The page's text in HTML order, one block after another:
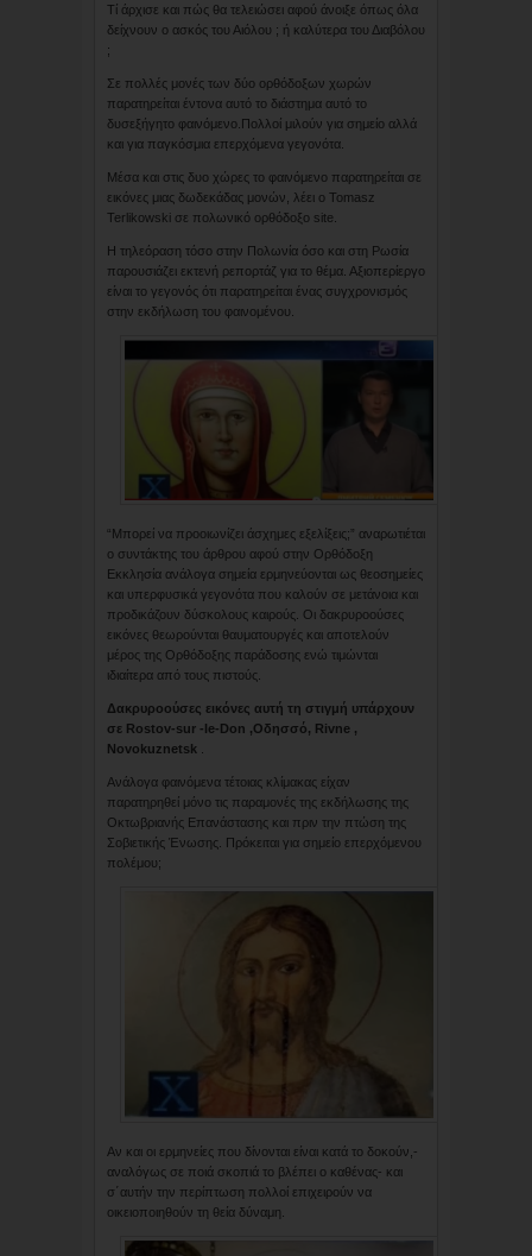
Τί άρχισε και πώς θα τελειώσει αφού άνοιξε όπως όλα
δείχνουν ο ασκός του Αιόλου ; ή καλύτερα του Διαβόλου
;
Σε πολλές μονές των δύο ορθόδοξων χωρών
παρατηρείται έντονα αυτό το διάστημα αυτό το
δυσεξήγητο φαινόμενο.Πολλοί μιλούν για σημείο αλλά
και για παγκόσμια επερχόμενα γεγονότα.
Μέσα και στις δυο χώρες το φαινόμενο παρατηρείται σε
εικόνες μιας δωδεκάδας μονών, λέει ο Tomasz
Terlikowski σε πολωνικό ορθόδοξο site.
Η τηλεόραση τόσο στην Πολωνία όσο και στη Ρωσία
παρουσιάζει εκτενή ρεπορτάζ για το θέμα. Αξιοπερίεργο
είναι το γεγονός ότι παρατηρείται ένας συγχρονισμός
στην εκδήλωση του φαινομένου.
“Μπορεί να προοιωνίζει άσχημες εξελίξεις;” αναρωτιέται
ο συντάκτης του άρθρου αφού στην Ορθόδοξη
Εκκλησία ανάλογα σημεία ερμηνεύονται ως θεοσημείες
και υπερφυσικά γεγονότα που καλούν σε μετάνοια και
προδικάζουν δύσκολους καιρούς. Οι δακρυροούσες
εικόνες θεωρούνται θαυματουργές και αποτελούν
μέρος της Ορθόδοξης παράδοσης ενώ τιμώνται
ιδιαίτερα από τους πιστούς.
Δακρυροούσες εικόνες αυτή τη στιγμή υπάρχουν
σε Rostov-sur -le-Don ,Οδησσό, Rivne ,
Novokuznetsk
Ανάλογα φαινόμενα τέτοιας κλίμακας είχαν
παρατηρηθεί μόνο τις παραμονές της εκδήλωσης της
Οκτωβριανής Επανάστασης και πριν την πτώση της
Σοβιετικής Ένωσης. Πρόκειται για σημείο επερχόμενου
πολέμου;
Αν και οι ερμηνείες που δίνονται είναι κατά το δοκούν,-
αναλόγως σε ποιά σκοπιά το βλέπει ο καθένας- και
σ΄αυτήν την περίπτωση πολλοί επιχειρούν να
οικειοποιηθούν τη θεία δύναμη.